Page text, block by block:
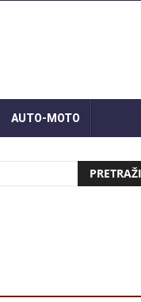
AUTO-MOTO